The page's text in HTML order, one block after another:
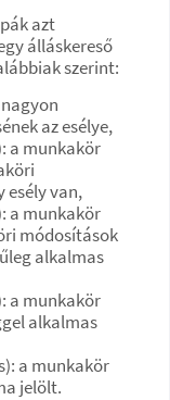
azt
álláskereső
szerint:
az esélye,
a munkakör
esély van,
a munkakör
módosítások
alkalmas
a munkakör
alkalmas
a munkakör
jelölt.